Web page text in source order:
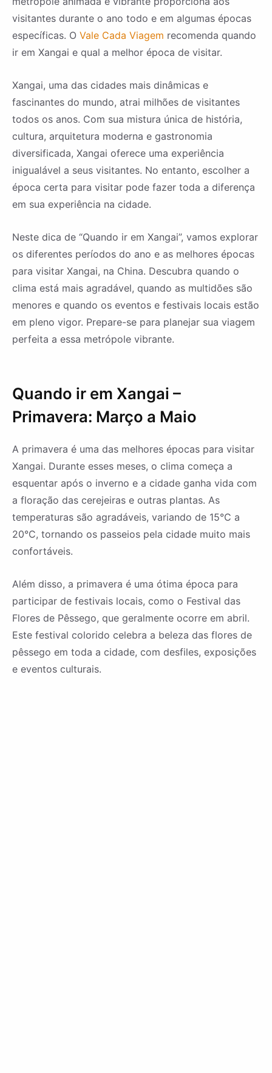
visitantes durante o ano todo e em algumas épocas
específicas. O Vale Cada Viagem recomenda quando
ir em Xangai e qual a melhor época de visitar.
Xangai, uma das cidades mais dinâmicas e
fascinantes do mundo, atrai milhões de visitantes
todos os anos. Com sua mistura única de história,
cultura, arquitetura moderna e gastronomia
diversificada, Xangai oferece uma experiência
inigualável a seus visitantes. No entanto, escolher a
época certa para visitar pode fazer toda a diferença
em sua experiência na cidade.
Neste dica de “Quando ir em Xangai”, vamos explorar
os diferentes períodos do ano e as melhores épocas
para visitar Xangai, na China. Descubra quando o
clima está mais agradável, quando as multidões são
menores e quando os eventos e festivais locais estão
em pleno vigor. Prepare-se para planejar sua viagem
perfeita a essa metrópole vibrante.
Quando ir em Xangai –
Primavera: Março a Maio
A primavera é uma das melhores épocas para visitar
Xangai. Durante esses meses, o clima começa a
esquentar após o inverno e a cidade ganha vida com
a floração das cerejeiras e outras plantas. As
temperaturas são agradáveis, variando de 15°C a
20°C, tornando os passeios pela cidade muito mais
confortáveis.
Além disso, a primavera é uma ótima época para
participar de festivais locais, como o Festival das
Flores de Pêssego, que geralmente ocorre em abril.
Este festival colorido celebra a beleza das flores de
pêssego em toda a cidade, com desfiles, exposições
e eventos culturais.